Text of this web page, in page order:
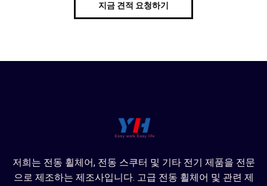
지금 견적 요청하기
저희는 전동 휠체어, 전동 스쿠터 및 기타 전기 제품을 전문
으로 제조하는 제조사입니다. 고급 전동 휠체어 및 관련 제